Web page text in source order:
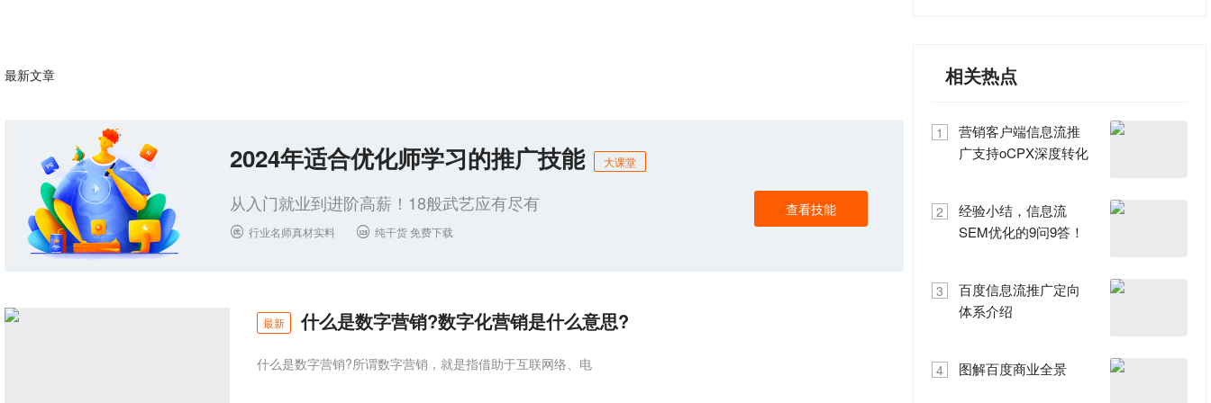
最新文章
2024年适合优化师学习的推广技能 大课堂
从入门就业到进阶高薪！18般武艺应有尽有
 行业名师真材实料  纯干货 免费下载
查看技能
最新 什么是数字营销?数字化营销是什么意思?
什么是数字营销?所谓数字营销，就是指借助于互联网络、电
相关热点
1
营销客户端信息流推
广支持oCPX深度转化
2
经验小结，信息流
SEM优化的9问9答！
3
百度信息流推广定向
体系介绍
4 图解百度商业全景